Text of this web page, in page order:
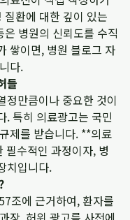
환에 대한 깊이 있는
병원의 신뢰도를 수직
쌓이면, 병원 블로그 자
다.
들
정만큼이나 중요한 것이
. 특히 의료광고는 국민
제를 받습니다. **의료
수적인 과정이자, 병
치입니다.
조에 근거하여, 환자를